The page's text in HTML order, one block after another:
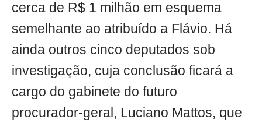
cerca de R$ 1 milhão em esquema
semelhante ao atribuído a Flávio. Há
ainda outros cinco deputados sob
investigação, cuja conclusão ficará a
cargo do gabinete do futuro
procurador-geral, Luciano Mattos, que